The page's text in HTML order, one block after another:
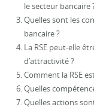
le secteur bancaire
Quelles sont les
bancaire ?
La RSE peut-elle
d’attractivité ?
Comment la RSE
Quelles
Quelles actions